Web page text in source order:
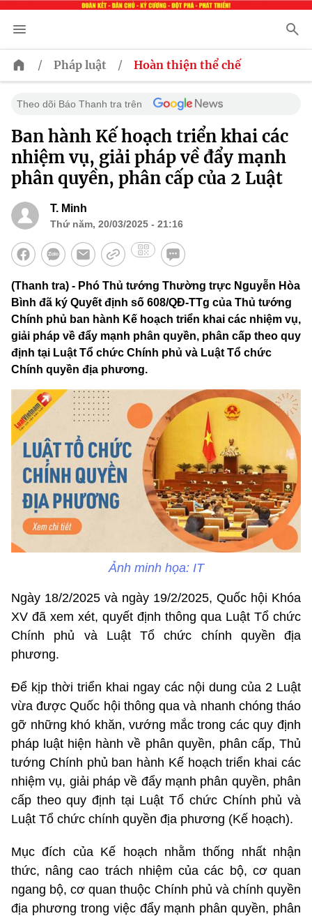
/ Pháp luật / Hoàn thiện thể chế
Theo dõi Báo Thanh tra trên
Ban hành Kế hoạch triển khai các
nhiệm vụ, giải pháp về đẩy mạnh
phân quyền, phân cấp của 2 Luật
T. Minh
Thứ năm, 20/03/2025 - 21:16
(Thanh tra) - Phó Thủ tướng Thường trực Nguyễn Hòa
Bình đã ký Quyết định số 608/QĐ-TTg của Thủ tướng
Chính phủ ban hành Kế hoạch triển khai các nhiệm vụ,
giải pháp về đẩy mạnh phân quyền, phân cấp theo quy
định tại Luật Tổ chức Chính phủ và Luật Tổ chức
Chính quyền địa phương.
Ảnh minh họa: IT
Ngày 18/2/2025 và ngày 19/2/2025, Quốc hội Khóa
XV đã xem xét, quyết định thông qua Luật Tổ chức
Chính phủ và Luật Tổ chức chính quyền địa
phương.
Để kịp thời triển khai ngay các nội dung của 2 Luật
vừa được Quốc hội thông qua và nhanh chóng tháo
gỡ những khó khăn, vướng mắc trong các quy định
pháp luật hiện hành về phân quyền, phân cấp, Thủ
tướng Chính phủ ban hành Kế hoạch triển khai các
nhiệm vụ, giải pháp về đẩy mạnh phân quyền, phân
cấp theo quy định tại Luật Tổ chức Chính phủ và
Luật Tổ chức chính quyền địa phương (Kế hoạch).
Mục đích của Kế hoạch nhằm thống nhất nhận
thức, nâng cao trách nhiệm của các bộ, cơ quan
ngang bộ, cơ quan thuộc Chính phủ và chính quyền
địa phương trong việc đẩy mạnh phân quyền, phân